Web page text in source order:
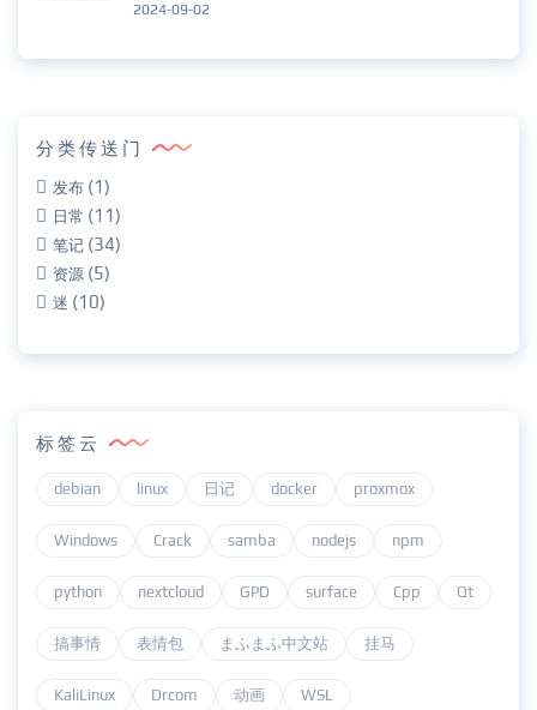
2024-09-02
分类传送门
发布 (1)
日常 (11)
笔记 (34)
资源 (5)
迷 (10)
标签云
debian linux 日记 docker proxmox
Windows Crack samba nodejs npm
python nextcloud GPD surface Cpp Qt
搞事情 表情包 まふまふ中文站 挂马
KaliLinux Drcom 动画 WSL